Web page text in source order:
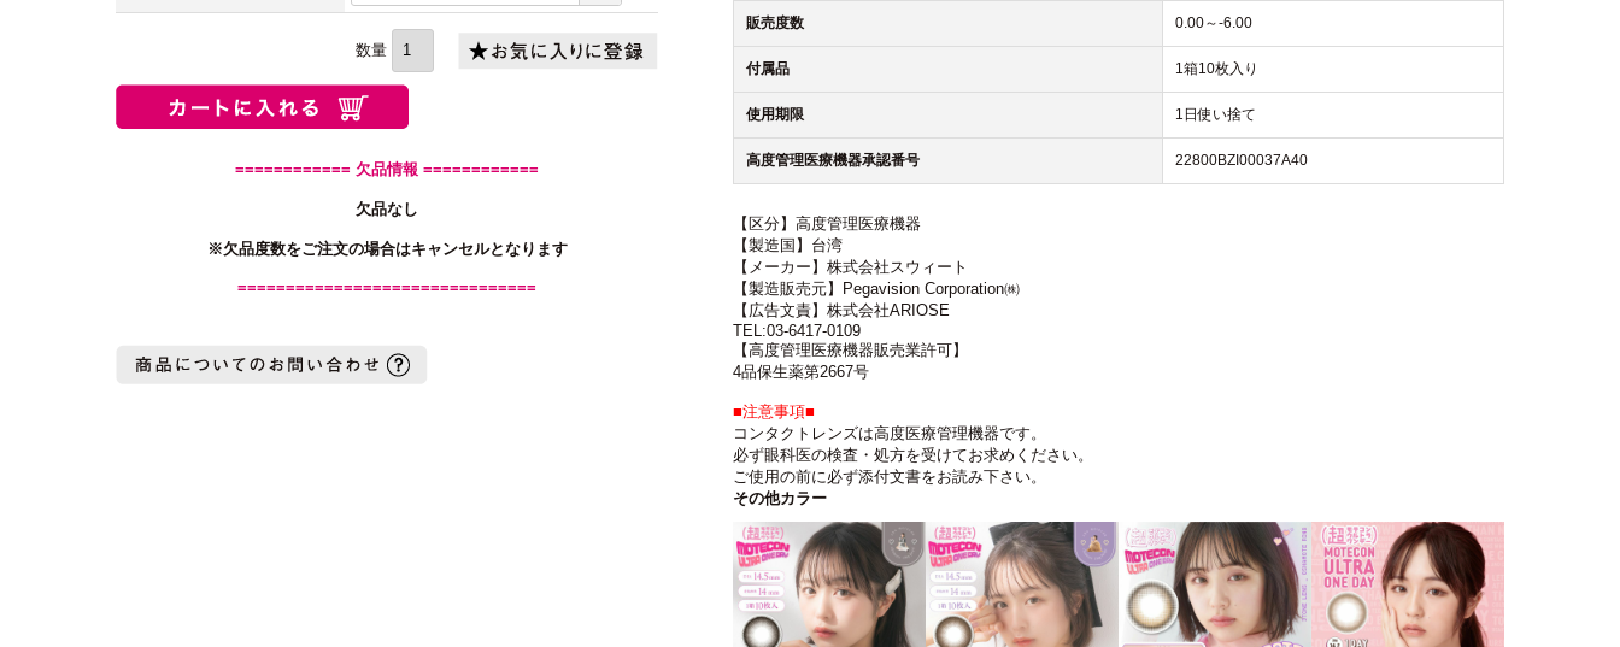
(必
============ 欠品情報 ============
欠品なし
※欠品度数をご注文の場合はキャンセルとなります
===============================
販売度数 0.00～-6.00
付属品 1箱10枚入り
使用期限 1日使い捨て
高度管理医療機器承認番号 22800BZI00037A40
【区分】高度管理医療機器
【製造国】台湾
【メーカー】株式会社スウィート
【製造販売元】Pegavision Corporation㈱
【広告文責】株式会社ARIOSE
TEL:03-6417-0109
【高度管理医療機器販売業許可】
4品保生薬第2667号
■注意事項■
コンタクトレンズは高度医療管理機器です。
必ず眼科医の検査・処方を受けてお求めください。
ご使用の前に必ず添付文書をお読み下さい。
その他カラー